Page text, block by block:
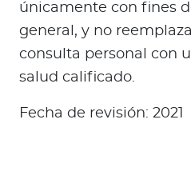
únicamente con fines
general, y no
consulta personal con
salud calificado.
Fecha de revisión: 2021